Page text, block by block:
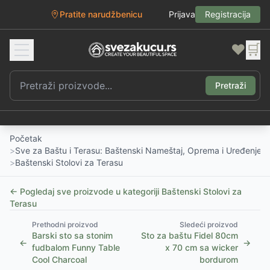
Pratite narudžbenicu Prijava Registracija
❤️ 🛒
Pretraži
Početak
>Sve za Baštu i Terasu: Baštenski Nameštaj, Oprema i Uređenje
>Baštenski Stolovi za Terasu
← Pogledaj sve proizvode u kategoriji Baštenski Stolovi za
Terasu
←
Prethodni proizvod
Barski sto sa stonim
fudbalom Funny Table
Cool Charcoal
Sledeći proizvod
Sto za baštu Fidel 80cm
x 70 cm sa wicker
bordurom
→